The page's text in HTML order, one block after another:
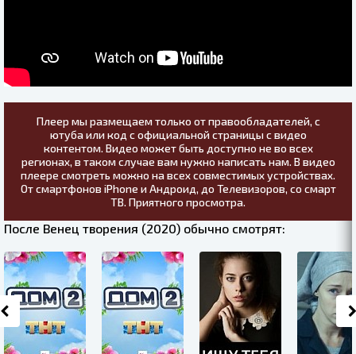
Плеер мы размещаем только от правообладателей, с
ютуба или код с официальной страницы с видео
контентом. Видео может быть доступно не во всех
регионах, в таком случае вам нужно написать нам. В видео
плеере смотреть можно на всех совместимых устройствах.
От смартфонов iPhone и Андроид, до Телевизоров, со смарт
ТВ. Приятного просмотра.
После Венец творения (2020) обычно смотрят: